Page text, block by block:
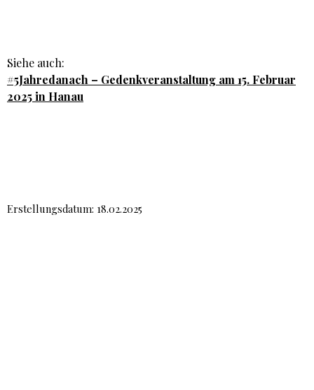
Siehe auch:
#5Jahredanach – Gedenkveranstaltung am 15. Februar
2025 in Hanau
Erstellungsdatum: 18.02.2025